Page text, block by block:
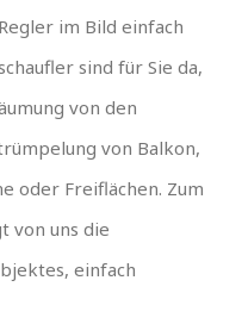
im Bild einfach
sind für Sie da,
von den
von Balkon,
oder Freiflächen. Zum
von uns die
einfach